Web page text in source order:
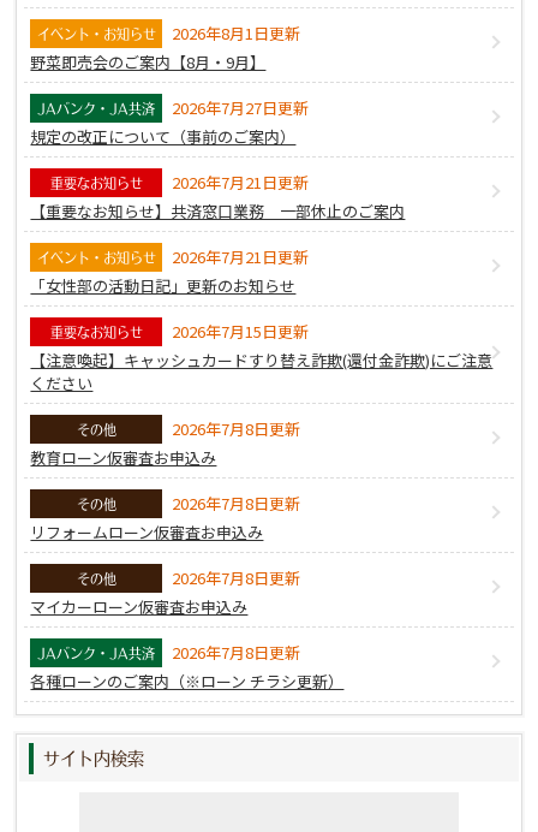
⑤本人確認のための情報
本契約に関する取引に必要な、本人・資格の確認の提
示等を受けた運転免許証、パスポート、住民票の写し
または記載事項証明書等により得た本人・資格確認の
ための情報（センシティブ情報を除く。）。
第２条 個人信用情報機関への利用・登録
（1）私は、組合が加盟する個人信用情報機関および
同機関と提携する個人信用情報機関に私の個人情報
（当該各機関の加盟会員によって登録される契約内
容、返済状況等の情報のほか、当該各機関によって登
録される不渡情報、破産等の官報情報（ＣＩＣ、ＪＩ
ＣＣを除く。）等を含む。）が登録されている場合に
は、組合がそれを与信取引上の判断（返済能力または
転居先の調査（ＣＩＣ、ＪＩＣＣを除く。）をいう。
ただし、農業協同組合及び農業協同組合連合会の信用
事業に関する命令第１４条の４等により、返済能力に
関する情報については支払能力・返済能力の調査の目
的に限る。以下同じ。）のために利用することに同意
します。
（2）組合がこの申込みに関して、組合の加盟する個
人信用情報機関を利用した場合、申込者は、その利用
した日および本申込みの内容等が同機関に第２条
(4)③および⑦の通り一定期間登録され、同機関の加
盟会員によって自己の与信取引上の判断のために利用
されることに同意します。
イベント・お知らせ
2026年8月1日更新
野菜即売会のご案内【8月・9月】
JAバンク・JA共済
2026年7月27日更新
規定の改正について（事前のご案内）
重要なお知らせ
2026年7月21日更新
【重要なお知らせ】共済窓口業務 一部休止のご案内
イベント・お知らせ
2026年7月21日更新
「女性部の活動日記」更新のお知らせ
重要なお知らせ
2026年7月15日更新
【注意喚起】キャッシュカードすり替え詐欺(還付金詐欺)にご注意
ください
その他
2026年7月8日更新
教育ローン仮審査お申込み
その他
2026年7月8日更新
リフォームローン仮審査お申込み
その他
2026年7月8日更新
マイカーローン仮審査お申込み
JAバンク・JA共済
2026年7月8日更新
各種ローンのご案内（※ローン チラシ更新）
サイト内検索